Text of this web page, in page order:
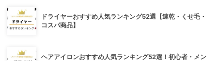
ドライヤーおすすめ人気ランキング52選【速乾・くせ毛・
コスパ商品】
ヘアアイロンおすすめ人気ランキング52選！初心者・メン